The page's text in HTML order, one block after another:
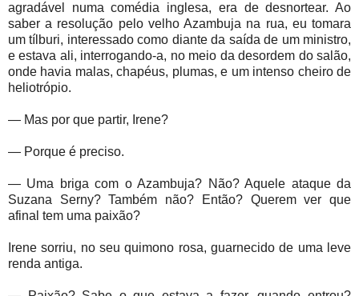
agradável numa comédia inglesa, era de desnortear. Ao
saber a resolução pelo velho Azambuja na rua, eu tomara
um tílburi, interessado como diante da saída de um ministro,
e estava ali, interrogando-a, no meio da desordem do salão,
onde havia malas, chapéus, plumas, e um intenso cheiro de
heliotrópio.
— Mas por que partir, Irene?
— Porque é preciso.
— Uma briga com o Azambuja? Não? Aquele ataque da
Suzana Serny? Também não? Então? Querem ver que
afinal tem uma paixão?
Irene sorriu, no seu quimono rosa, guarnecido de uma leve
renda antiga.